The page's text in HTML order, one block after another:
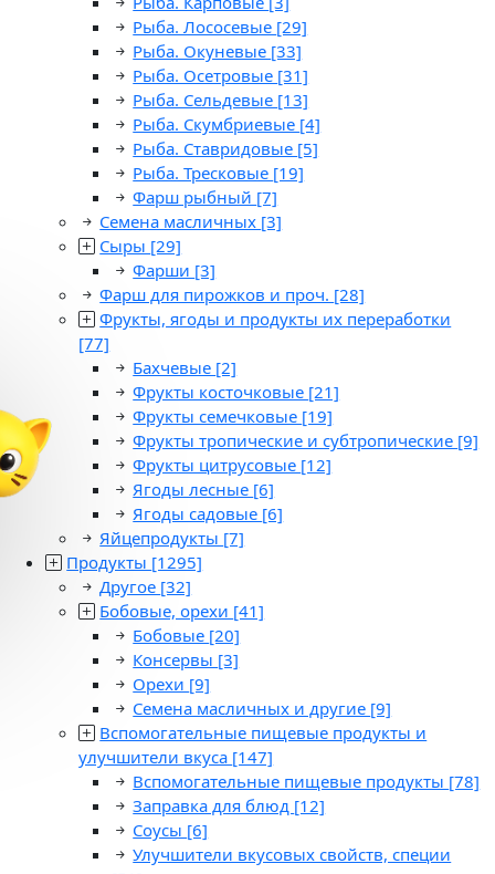
Рыба. Лососевые [29]
Рыба. Окуневые [33]
Рыба. Осетровые [31]
Рыба. Сельдевые [13]
Рыба. Скумбриевые [4]
Рыба. Ставридовые [5]
Рыба. Тресковые [19]
Фарш рыбный [7]
Семена масличных [3]
Сыры [29]
Фарши [3]
Фарш для пирожков и проч. [28]
Фрукты, ягоды и продукты их переработки
[77]
Бахчевые [2]
Фрукты косточковые [21]
Фрукты семечковые [19]
Фрукты тропические и субтропические [9]
Фрукты цитрусовые [12]
Ягоды лесные [6]
Ягоды садовые [6]
Яйцепродукты [7]
Продукты [1295]
Другое [32]
Бобовые, орехи [41]
Бобовые [20]
Консервы [3]
Орехи [9]
Семена масличных и другие [9]
Вспомогательные пищевые продукты и
улучшители вкуса [147]
Вспомогательные пищевые продукты [78]
Заправка для блюд [12]
Соусы [6]
Улучшители вкусовых свойств, специи